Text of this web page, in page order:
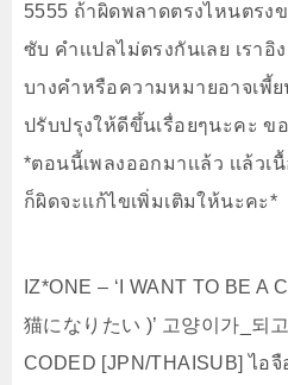
5555 ถ้าผิดพลาดตรงไหนตรง
ซับ คำเเปลไม่ตรงกันเลย เรา
บางคำหรือความหมายอาจเพี้ย
ปรับปรุงให้ดีขึ้นเรื่อยๆนะคะ
*ตอนนี้เพลงออกมาเเล้ว เเล้ว
ก็ผิดจะเเก้ไขเพิ่มเติมให้นะคะ*
IZ*ONE – ‘I WANT TO BE A
猫になりたい )’ 고양이가_되
CODED [JPN/THAISUB] ไอ